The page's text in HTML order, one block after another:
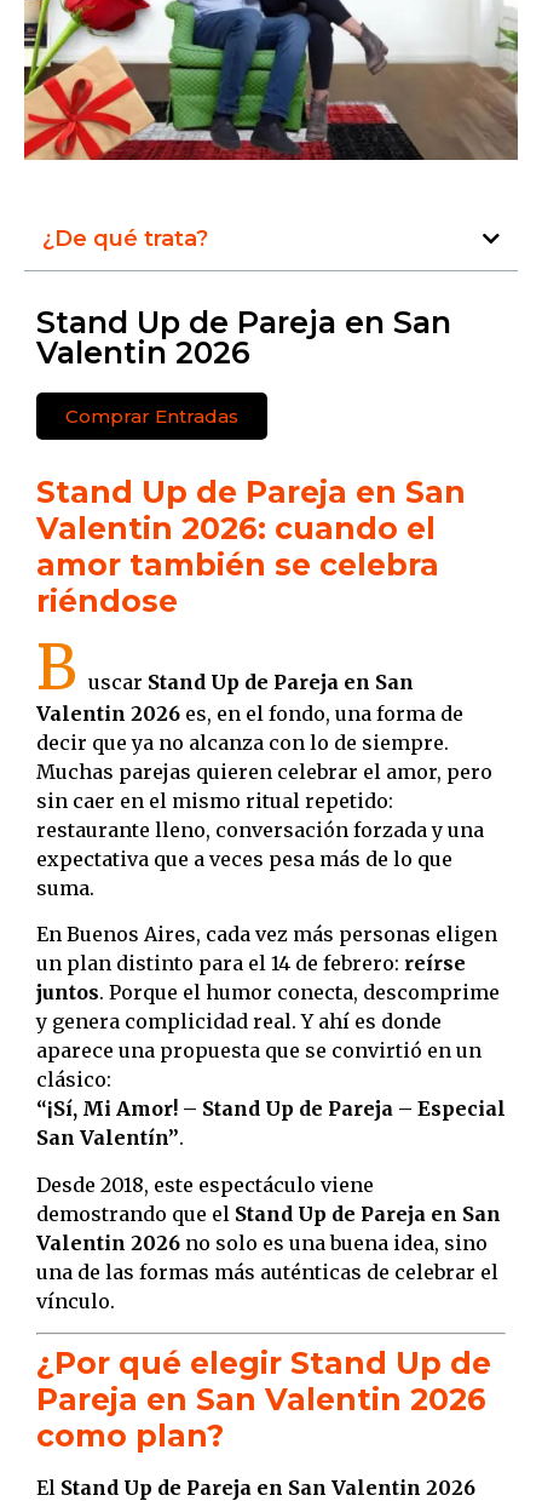
¿De qué trata?
Stand Up de Pareja en San
Valentin 2026
Comprar Entradas
Stand Up de Pareja en San
Valentin 2026: cuando el
amor también se celebra
riéndose
B uscar Stand Up de Pareja en San
Valentin 2026 es, en el fondo, una forma de
decir que ya no alcanza con lo de siempre.
Muchas parejas quieren celebrar el amor, pero
sin caer en el mismo ritual repetido:
restaurante lleno, conversación forzada y una
expectativa que a veces pesa más de lo que
suma.
En Buenos Aires, cada vez más personas eligen
un plan distinto para el 14 de febrero: reírse
juntos. Porque el humor conecta, descomprime
y genera complicidad real. Y ahí es donde
aparece una propuesta que se convirtió en un
clásico:
“¡Sí, Mi Amor! – Stand Up de Pareja – Especial
San Valentín”.
Desde 2018, este espectáculo viene
demostrando que el Stand Up de Pareja en San
Valentin 2026 no solo es una buena idea, sino
una de las formas más auténticas de celebrar el
vínculo.
¿Por qué elegir Stand Up de
Pareja en San Valentin 2026
como plan?
El Stand Up de Pareja en San Valentin 2026